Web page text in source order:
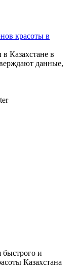
красоты в
Казахстане в
данные,
быстрого и
Казахстана